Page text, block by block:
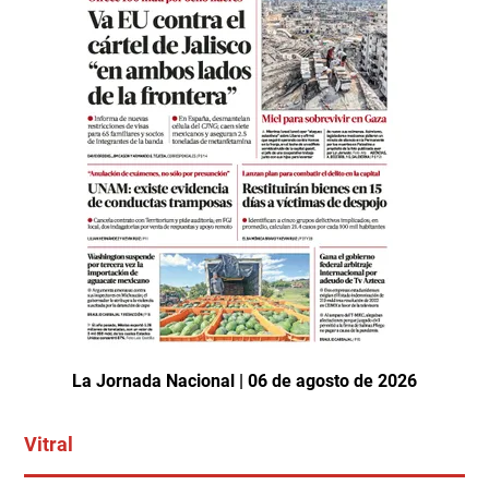
La Jornada Nacional | 06 de agosto de 2026
Vitral